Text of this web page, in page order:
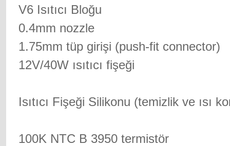
V6 Isıtıcı Bloğu
0.4mm nozzle
1.75mm tüp girişi (push-fit connector)
12V/40W ısıtıcı fişeği
Isıtıcı Fişeği Silikonu (temizlik ve ısı
100K NTC B 3950 termistör